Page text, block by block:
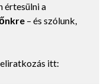
értesülni a
– és szólunk,
itt: